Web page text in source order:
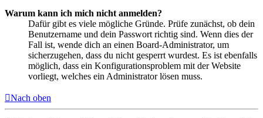
Warum kann ich mich nicht anmelden?
Dafür gibt es viele mögliche Gründe. Prüfe zunächst, ob dein
Benutzername und dein Passwort richtig sind. Wenn dies der
Fall ist, wende dich an einen Board-Administrator, um
sicherzugehen, dass du nicht gesperrt wurdest. Es ist ebenfalls
möglich, dass ein Konfigurationsproblem mit der Website
vorliegt, welches ein Administrator lösen muss.
Nach oben